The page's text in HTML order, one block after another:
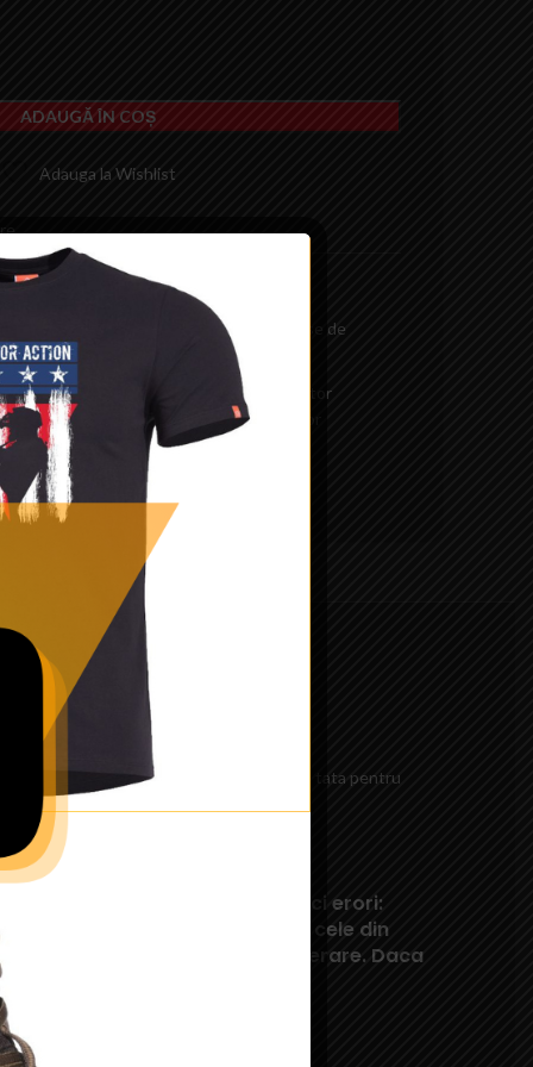
ADAUGĂ ÎN COȘ
Adauga la Wishlist
Cabluri adaptoare
Piese de
, Cablu adaptor acumulator
Cablu adaptor
adaptor acumulator airsoft
Cablu adaptor
electrice. Este prevazut cu mufa mare tata pentru
calitate si este produs de CyberGun.
acestea pot contine mici erori:
pot diferi in realitate fata de cele din
sau pot contine erori de operare. Daca